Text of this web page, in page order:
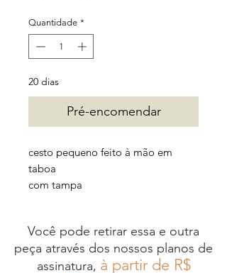
Quantidade *
20 dias
Pré-encomendar
cesto pequeno feito à mão em
taboa
com tampa
Você pode retirar essa e outra
peça através dos nossos planos de
assinatura, à partir de R$